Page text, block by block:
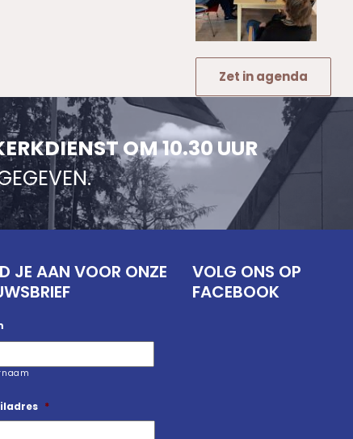
Zet in agenda
OM 10.30 UUR
JE AAN VOOR ONZE
*
VOLG ONS OP
FACEBOOK